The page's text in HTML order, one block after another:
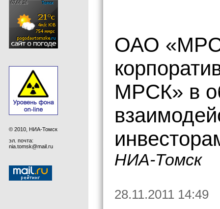
© 2010, НИА-Томск
эл. почта:
nia.tomsk@mail.ru
ОАО
МРСК» в
НИА-Томск
28.11.2011 14:49